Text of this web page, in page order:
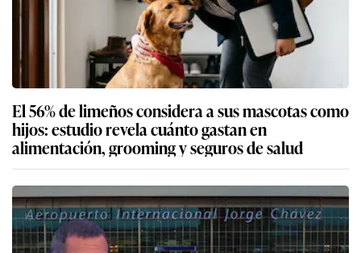
El 56% de limeños considera a sus mascotas como
hijos: estudio revela cuánto gastan en
alimentación, grooming y seguros de salud